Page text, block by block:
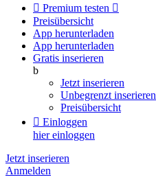
 Premium testen 
Preisübersicht
App herunterladen
App herunterladen
Gratis inserieren
b
Jetzt inserieren
Unbegrenzt inserieren
Preisübersicht
 Einloggen
hier einloggen
Jetzt inserieren
Anmelden